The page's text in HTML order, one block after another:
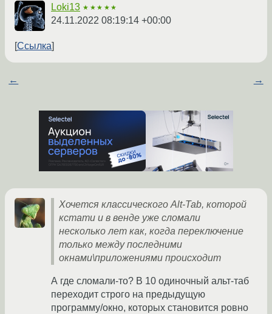
Loki13 ★★★★★
24.11.2022 08:19:14 +00:00
Ссылка
← →
Хочется классического Alt-Tab, которой
кстати и в венде уже сломали
несколько лет как, когда переключение
только между последними
окнами\приложениями происходит
А где сломали-то? В 10 одиночный альт-таб
переходит строго на предыдущую
программу/окно, которых становится ровно